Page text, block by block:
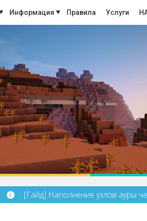
Информация Правила Услуги
[Гайд] Наполнение узлов ауры